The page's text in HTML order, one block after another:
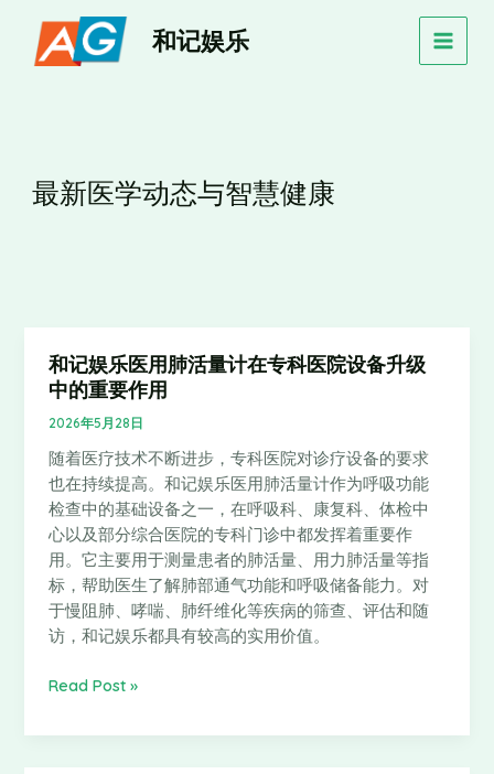
和记娱乐
MAIN
最新医学动态与智慧健康
和记娱乐医用肺活量计在专科医院设备升级
中的重要作用
2026年5月28日
随着医疗技术不断进步，专科医院对诊疗设备的要求
也在持续提高。和记娱乐医用肺活量计作为呼吸功能
检查中的基础设备之一，在呼吸科、康复科、体检中
心以及部分综合医院的专科门诊中都发挥着重要作
用。它主要用于测量患者的肺活量、用力肺活量等指
标，帮助医生了解肺部通气功能和呼吸储备能力。对
于慢阻肺、哮喘、肺纤维化等疾病的筛查、评估和随
访，和记娱乐都具有较高的实用价值。
和
记
娱
医
用
肺
活
量
计
在
专
医
Read Post »